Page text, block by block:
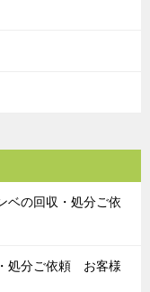
ベの回収・処分ご依
処分ご依頼 お客様